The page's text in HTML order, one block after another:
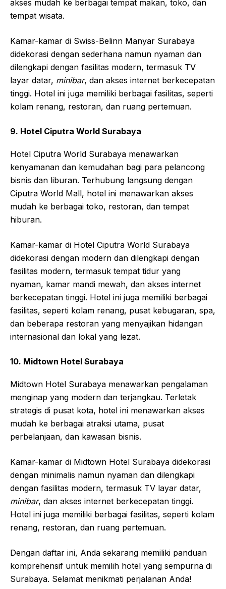
8. Swiss-Belinn Manyar Surabaya
Swiss-Belinn Manyar Surabaya adalah pilihan yang
tepat bagi para pelancongbudget-consciousyang
mencari kenyamanan dan kemudahan. Terletak
akses mudah ke berbagai tempat makan, toko, dan
Kamar-kamar di Swiss-Belinn Manyar Surabaya
didekorasi dengan sederhana namun nyaman dan
dilengkapi dengan fasilitas modern, termasuk TV
layar datar,minibar , dan akses internet berkecepatan
tinggi. Hotel ini juga memiliki berbagai fasilitas, seperti
9. Hotel Ciputra World Surabaya
Hotel Ciputra World Surabaya menawarkan
kenyamanan dan kemudahan bagi para pelancong
bisnis dan liburan. Terhubung langsung dengan
Ciputra World Mall, hotel ini menawarkan akses
mudah ke berbagai toko, restoran, dan tempat
didekorasi dengan modern dan dilengkapi dengan
fasilitas modern, termasuk tempat tidur yang
nyaman, kamar mandi mewah, dan akses internet
berkecepatan tinggi. Hotel ini juga memiliki berbagai
fasilitas, seperti kolam renang, pusat kebugaran, spa,
internasional dan lokal yang lezat.
10. Midtown Hotel Surabaya
Midtown Hotel Surabaya menawarkan pengalaman
menginap yang modern dan terjangkau. Terletak
mudah ke berbagai atraksi utama, pusat
perbelanjaan, dan kawasan bisnis.